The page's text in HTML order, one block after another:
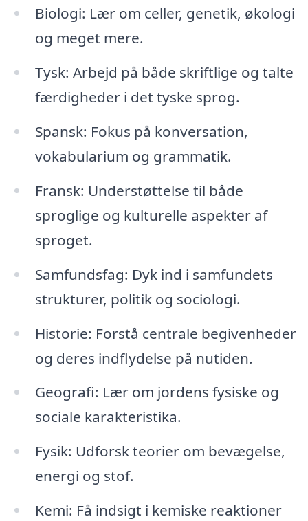
Biologi: Lær om celler, genetik, økologi
og meget mere.
Tysk: Arbejd på både skriftlige og talte
færdigheder i det tyske sprog.
Spansk: Fokus på konversation,
vokabularium og grammatik.
Fransk: Understøttelse til både
sproglige og kulturelle aspekter af
sproget.
Samfundsfag: Dyk ind i samfundets
strukturer, politik og sociologi.
Historie: Forstå centrale begivenheder
og deres indflydelse på nutiden.
Geografi: Lær om jordens fysiske og
sociale karakteristika.
Fysik: Udforsk teorier om bevægelse,
energi og stof.
Kemi: Få indsigt i kemiske reaktioner